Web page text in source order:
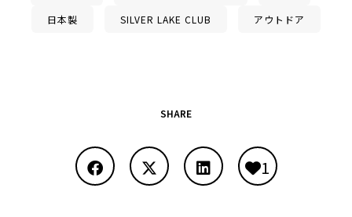
日本製 SILVER LAKE CLUB アウトドア
SHARE
1